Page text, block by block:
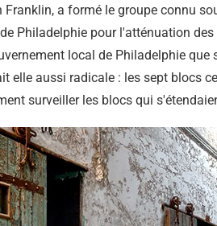
a formé le groupe connu
Philadelphie pour l'atténuation
local de Philadelphie
elle aussi radicale : les sept blocs
surveiller les blocs qui